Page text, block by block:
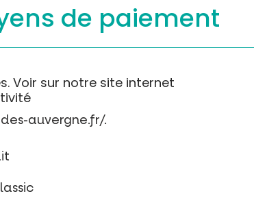
de paiement
Voir sur notre site internet
auvergne.fr/.